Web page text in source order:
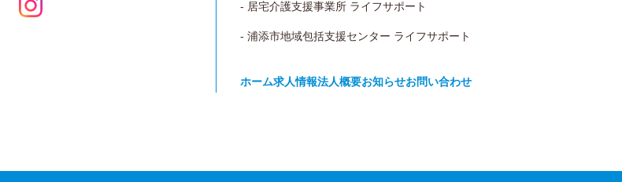
- 居宅介護支援事業所 ライフサポート
- 浦添市地域包括支援センター ライフサポート
ホーム求人情報法人概要お知らせお問い合わせ